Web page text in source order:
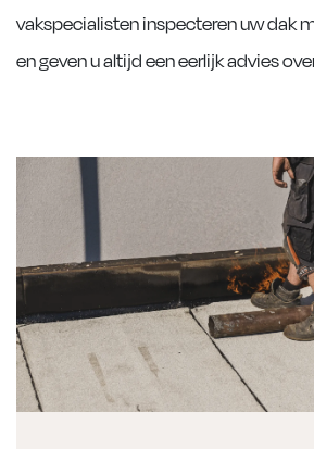
vakspecialisten inspecteren uw dak
en geven u altijd een eerlijk advies